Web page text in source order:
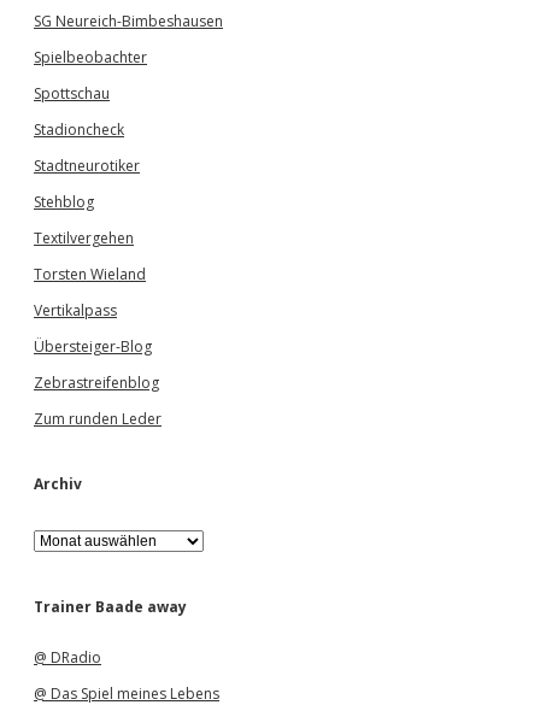
SG Neureich-Bimbeshausen
Spielbeobachter
Spottschau
Stadioncheck
Stadtneurotiker
Stehblog
Textilvergehen
Torsten Wieland
Vertikalpass
Übersteiger-Blog
Zebrastreifenblog
Zum runden Leder
Archiv
A
r
h
Trainer Baade away
@ DRadio
@ Das Spiel meines Lebens